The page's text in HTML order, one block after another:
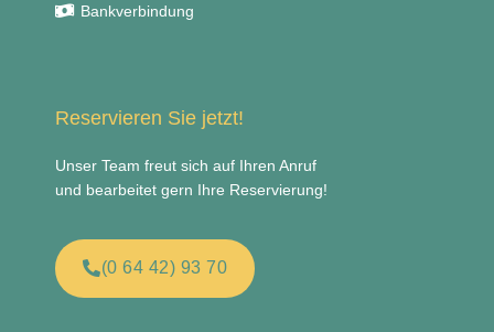
Bankverbindung
Reservieren Sie jetzt!
Unser Team freut sich auf Ihren Anruf
und bearbeitet gern Ihre Reservierung!
(0 64 42) 93 70